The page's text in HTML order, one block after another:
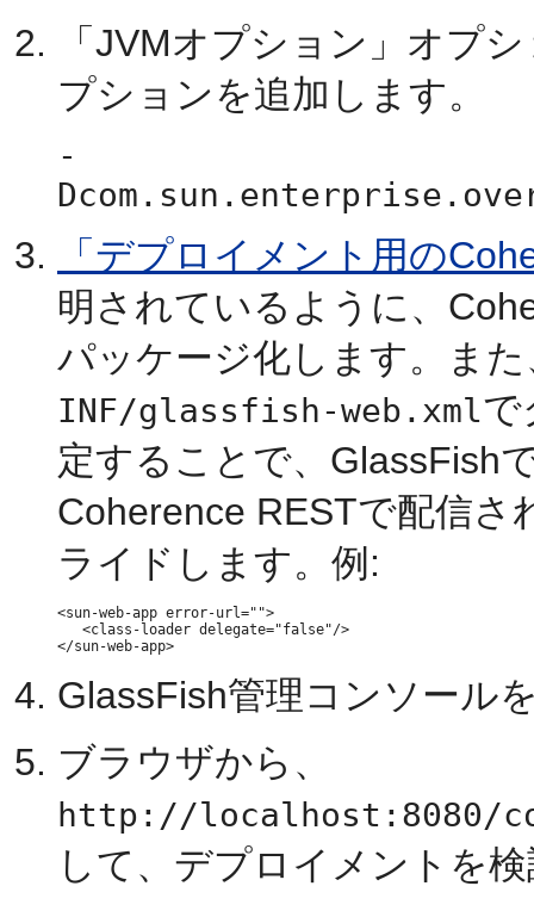
「JVMオプション」オプ
プションを追加します。
-
「デプロイメント用の
明されているように、
パッケージ化します。また
INF/glassfish-web.xmlで
定することで、GlassFish
Coherence RESTで配信
ライドします。例:
<sun-web-app error-url="">
   <class-loader delegate="false"/>
GlassFish管理コンソール
ブラウザから、
http://localhost:8080/
して、デプロイメントを